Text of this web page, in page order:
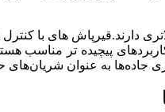
های با کنترل
پیچیده تر مناسب
جاده‌ها به عنوان